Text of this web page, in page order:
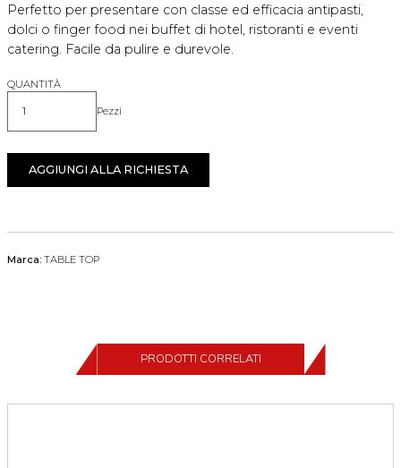
Perfetto per presentare con classe ed efficacia antipasti,
dolci o finger food nei buffet di hotel, ristoranti e eventi
catering. Facile da pulire e durevole.
QUANTITÀ
Quantità Pezzi
AGGIUNGI ALLA RICHIESTA
Marca: TABLE TOP
PRODOTTI CORRELATI